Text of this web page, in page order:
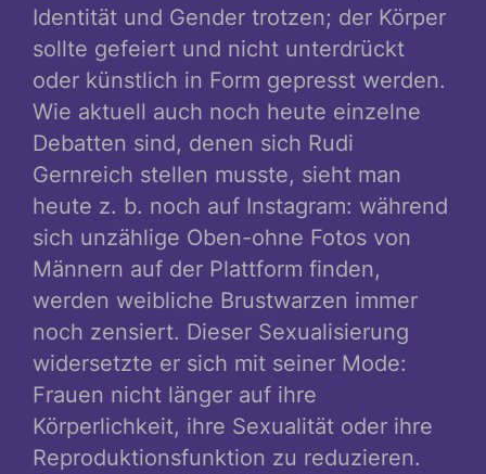
Identität und Gender trotzen; der Körper
sollte gefeiert und nicht unterdrückt
oder künstlich in Form gepresst werden.
Wie aktuell auch noch heute einzelne
Debatten sind, denen sich Rudi
Gernreich stellen musste, sieht man
heute z. b. noch auf Instagram: während
sich unzählige Oben-ohne Fotos von
Männern auf der Plattform finden,
werden weibliche Brustwarzen immer
noch zensiert. Dieser Sexualisierung
widersetzte er sich mit seiner Mode:
Frauen nicht länger auf ihre
Körperlichkeit, ihre Sexualität oder ihre
Reproduktionsfunktion zu reduzieren.